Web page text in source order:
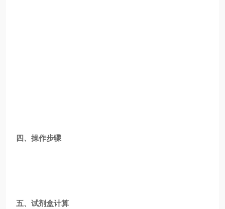
四、操作步骤
五、试剂盒计算